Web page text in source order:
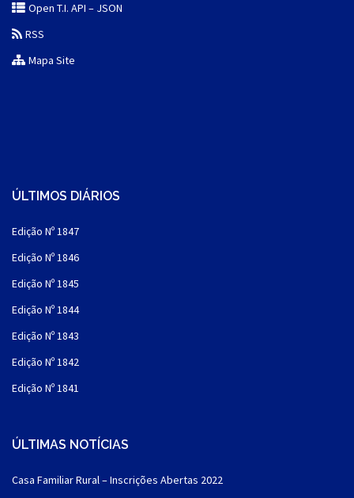
Open T.I. API – JSON
RSS
Mapa Site
ÚLTIMOS DIÁRIOS
Edição Nº 1847
Edição Nº 1846
Edição Nº 1845
Edição Nº 1844
Edição Nº 1843
Edição Nº 1842
Edição Nº 1841
ÚLTIMAS NOTÍCIAS
Casa Familiar Rural – Inscrições Abertas 2022